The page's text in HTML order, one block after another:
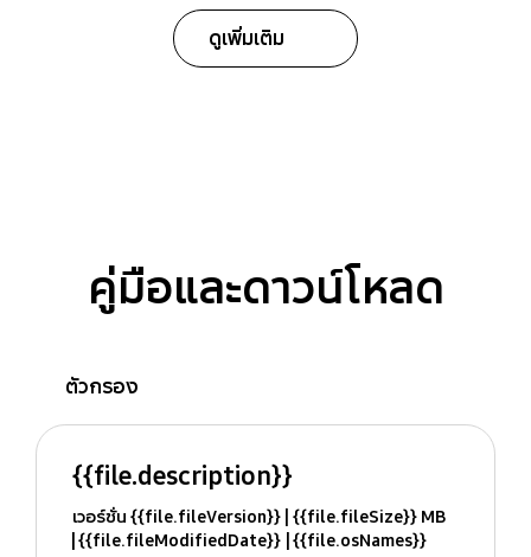
ดูเพิ่มเติม
คู่มือและดาวน์โหลด
ตัวกรอง
{{file.description}}
เวอร์ชั่น {{file.fileVersion}} {{file.fileSize}} MB
{{file.fileModifiedDate}} {{file.osNames}}